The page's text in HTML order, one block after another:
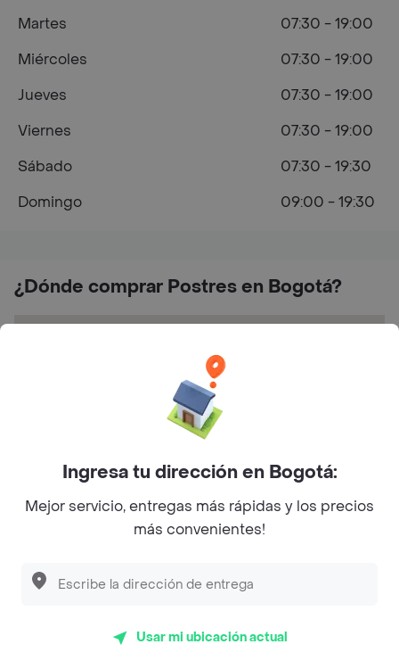
¿Dónde comprar Postres en Bogotá?
Centro Comercial Calima, Calle 19 No. 28 - 80 1er
piso Local AK 13, Bogotá, Cundinamarca
Martes
07:30 - 19:00
Miércoles
07:30 - 19:00
Jueves
07:30 - 19:00
Viernes
07:30 - 19:00
Sábado
07:30 - 19:30
Domingo
09:00 - 19:30
Calificaciones y opiniones Dunkin'
5
Ingresa tu dirección en Bogotá:
Mejor servicio, entregas más rápidas y los precios
más convenientes!
Usar mi ubicación actual